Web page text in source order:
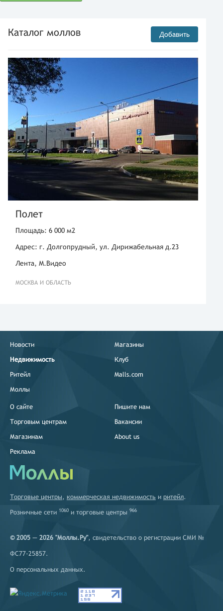
Каталог моллов Добавить
Полет
Площадь: 6 000 м2
Адрес: г. Долгопрудный, ул. Дирижабельная д.23
Лента, М.Видео
МОСКВА И ОБЛАСТЬ
Новости
Недвижимость
Ритейл
Моллы
Магазины
Клуб
Malls.com
О сайте
Торговым центрам
Магазинам
Реклама
Пишите нам
Вакансии
About us
Торговые центры, коммерческая недвижимость и ритейл.
Розничные сети 1060 и торговые центры 966
© 2005 — 2026 "Моллы.Ру", свидетельство о регистрации СМИ №
ФС77-25857.
О персональных данных.